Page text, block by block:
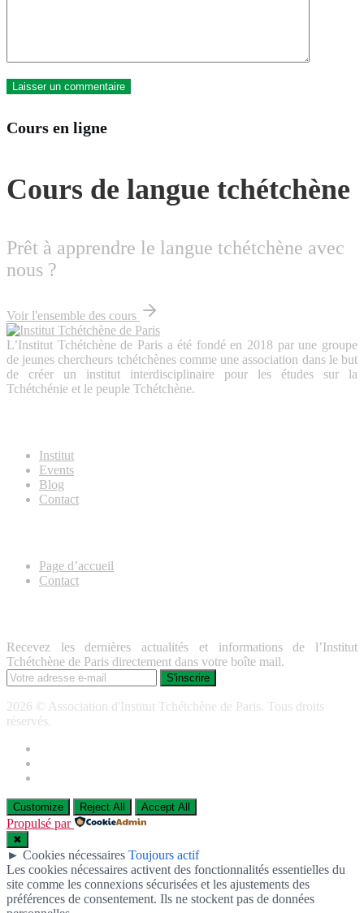
Cours en ligne
Cours de langue tchétchène
Prêt à apprendre le langue tchétchène avec
nous ?
Voir l'ensemble des cours
L’Institut Tchétchène de Paris a été fondé en 2018 par une groupe
de jeunes chercheurs tchétchènes comme une association dans le but
de créer un institut interdisciplinaire pour les études sur la
Tchétchénie et le peuple Tchétchène.
Institut
Events
Blog
Contact
Page d’accueil
Contact
Recevez les dernières actualités et informations de l’Institut
Tchétchène de Paris directement dans votre boîte mail.
2026 © Association d'Institut Tchétchène de Paris. Tous droits
réservés.
Customize Reject All Accept All
Propulsé par
✖
► Cookies nécessaires Toujours actif
Les cookies nécessaires activent des fonctionnalités essentielles du
site comme les connexions sécurisées et les ajustements des
préférences de consentement. Ils ne stockent pas de données